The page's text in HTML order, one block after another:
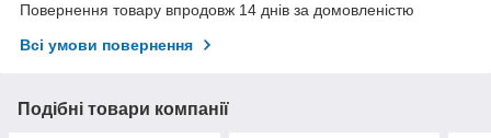
Повернення товару впродовж 14 днів за домовленістю
Всі умови повернення
Подібні товари компанії